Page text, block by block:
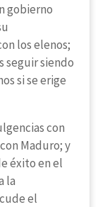
gobierno
los elenos;
seguir siendo
si se erige
con
Maduro; y
éxito en el
la
el